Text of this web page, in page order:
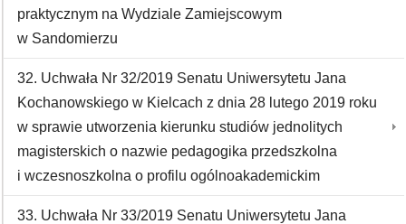
praktycznym na Wydziale Zamiejscowym
w Sandomierzu
32. Uchwała Nr 32/2019 Senatu Uniwersytetu Jana
Kochanowskiego w Kielcach z dnia 28 lutego 2019 roku
w sprawie utworzenia kierunku studiów jednolitych
magisterskich o nazwie pedagogika przedszkolna
i wczesnoszkolna o profilu ogólnoakademickim
33. Uchwała Nr 33/2019 Senatu Uniwersytetu Jana